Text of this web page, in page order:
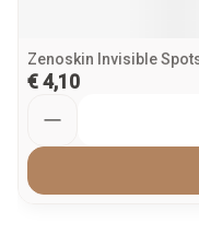
Zenoskin Invisible
€ 4,10